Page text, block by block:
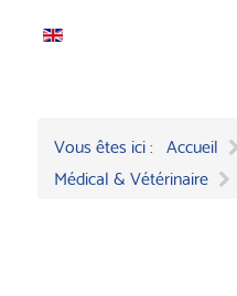
Vous êtes ici : Accueil
Médical & Vétérinaire